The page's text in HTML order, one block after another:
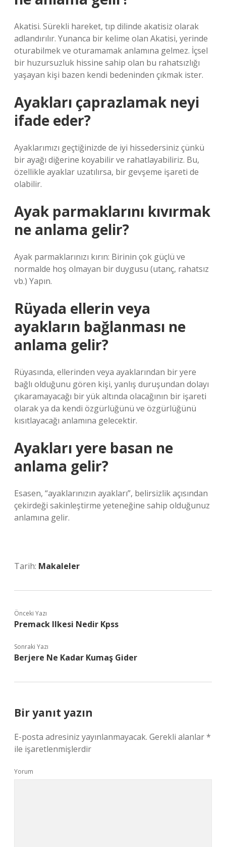
Akatisi. Sürekli hareket, tıp dilinde akatisiz olarak
adlandırılır. Yunanca bir kelime olan Akatisi, yerinde
oturabilmek ve oturamamak anlamına gelmez. İçsel
bir huzursuzluk hissine sahip olan bu rahatsızlığı
yaşayan kişi bazen kendi bedeninden çıkmak ister.
Ayakları çaprazlamak neyi
ifade eder?
Ayaklarımızı geçtiğinizde de iyi hissedersiniz çünkü
bir ayağı diğerine koyabilir ve rahatlayabiliriz. Bu,
özellikle ayaklar uzatılırsa, bir gevşeme işareti de
olabilir.
Ayak parmaklarını kıvırmak
ne anlama gelir?
Ayak parmaklarınızı kırın: Birinin çok güçlü ve
normalde hoş olmayan bir duygusu (utanç, rahatsız
vb.) Yapın.
Rüyada ellerin veya
ayakların bağlanması ne
anlama gelir?
Rüyasında, ellerinden veya ayaklarından bir yere
bağlı olduğunu gören kişi, yanlış duruşundan dolayı
çıkaramayacağı bir yük altında olacağının bir işareti
olarak ya da kendi özgürlüğünü ve özgürlüğünü
kısıtlayacağı anlamına gelecektir.
Ayakları yere basan ne
anlama gelir?
Esasen, “ayaklarınızın ayakları”, belirsizlik açısından
çekirdeği sakinleştirme yeteneğine sahip olduğunuz
anlamına gelir.
Tarih: Makaleler
Önceki Yazı
Premack Ilkesi Nedir Kpss
Sonraki Yazı
Berjere Ne Kadar Kumaş Gider
Bir yanıt yazın
E-posta adresiniz yayınlanmayacak. Gerekli alanlar*
ile işaretlenmişlerdir
Yorum